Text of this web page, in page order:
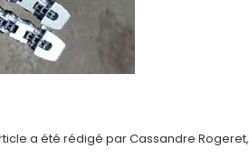
a été rédigé par Cassandre Rogeret,